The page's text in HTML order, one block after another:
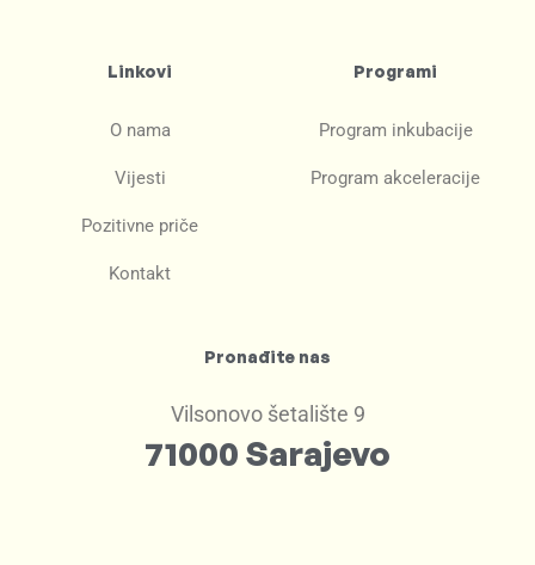
Linkovi
O nama
Vijesti
Pozitivne priče
Kontakt
Programi
Program inkubacije
Program akceleracije
Pronađite nas
Vilsonovo šetalište 9
71000 Sarajevo